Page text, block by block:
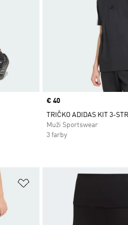
Price
€ 40
TRIČKO ADIDAS KIT 3-
Muži Sportswear
3 farby
Pridať do zoznamu